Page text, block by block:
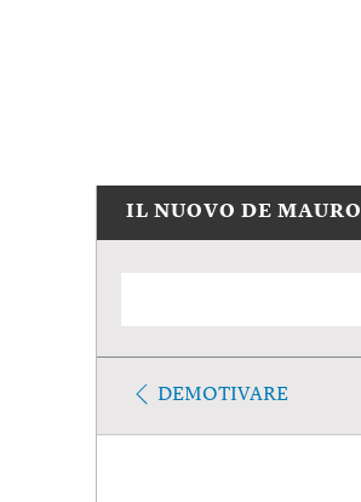
IL NUOVO DE MAURO
DEMOTIVARE